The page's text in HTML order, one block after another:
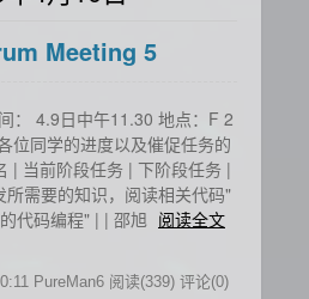
Meeting 5
： 4.9日中午11.30 地点：F 2
位同学的进度以及催促任务的
| 当前阶段任务 | 下阶段任务 |
需要的知识，阅读相关代码"
代码编程" | | 邵旭 阅读全文
PureMan6 阅读(339) 评论(0)